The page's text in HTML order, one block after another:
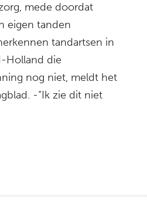
mede doordat
eigen tanden
tandartsen in
Holland die
nog niet, meldt het
-“Ik zie dit niet